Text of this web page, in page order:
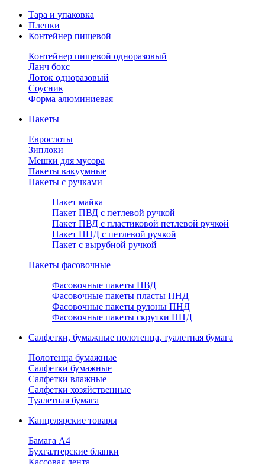
Тара и упаковка
Пленки
Контейнер пищевой
Контейнер пищевой одноразовый
Ланч бокс
Лоток одноразовый
Соусник
Форма алюминиевая
Пакеты
Еврослоты
Зиплоки
Мешки для мусора
Пакеты вакуумные
Пакеты с ручками
Пакет майка
Пакет ПВД с петлевой ручкой
Пакет ПВД с пластиковой петлевой ручкой
Пакет ПНД с петлевой ручкой
Пакет с вырубной ручкой
Пакеты фасовочные
Фасовочные пакеты ПВД
Фасовочные пакеты пласты ПНД
Фасовочные пакеты рулоны ПНД
Фасовочные пакеты скрутки ПНД
Салфетки, бумажные полотенца, туалетная бумага
Полотенца бумажные
Салфетки бумажные
Салфетки влажные
Салфетки хозяйственные
Туалетная бумага
Канцелярские товары
Бамага А4
Бухгалтерские бланки
Кассовая лента